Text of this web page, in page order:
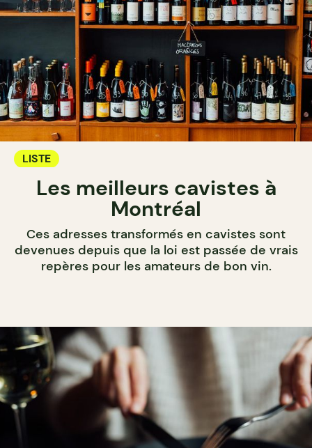
LISTE
Les meilleurs cavistes à
Montréal
Ces adresses transformés en cavistes sont
devenues depuis que la loi est passée de vrais
repères pour les amateurs de bon vin.